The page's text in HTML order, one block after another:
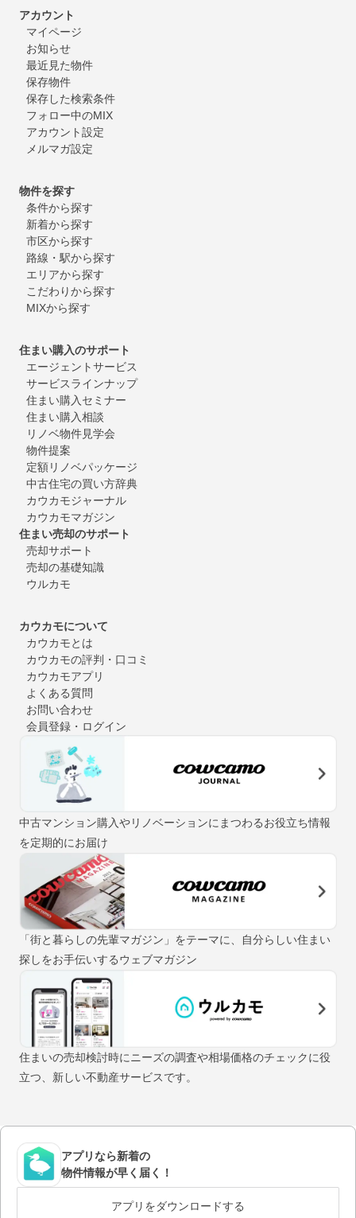
アカウント
マイページ
お知らせ
最近見た物件
保存物件
保存した検索条件
フォロー中のMIX
アカウント設定
メルマガ設定
物件を探す
条件から探す
新着から探す
市区から探す
路線・駅から探す
エリアから探す
こだわりから探す
MIXから探す
住まい購入のサポート
エージェントサービス
サービスラインナップ
住まい購入セミナー
住まい購入相談
リノベ物件見学会
物件提案
定額リノベパッケージ
中古住宅の買い方辞典
カウカモジャーナル
カウカモマガジン
住まい売却のサポート
売却サポート
売却の基礎知識
ウルカモ
カウカモについて
カウカモとは
カウカモの評判・口コミ
カウカモアプリ
よくある質問
お問い合わせ
会員登録・ログイン
中古マンション購入やリノベーションにまつわるお役立ち情報
を定期的にお届け
「街と暮らしの先輩マガジン」をテーマに、自分らしい住まい
探しをお手伝いするウェブマガジン
住まいの売却検討時にニーズの調査や相場価格のチェックに役
立つ、新しい不動産サービスです。
アプリなら新着の
物件情報が早く届く！
アプリをダウンロードする